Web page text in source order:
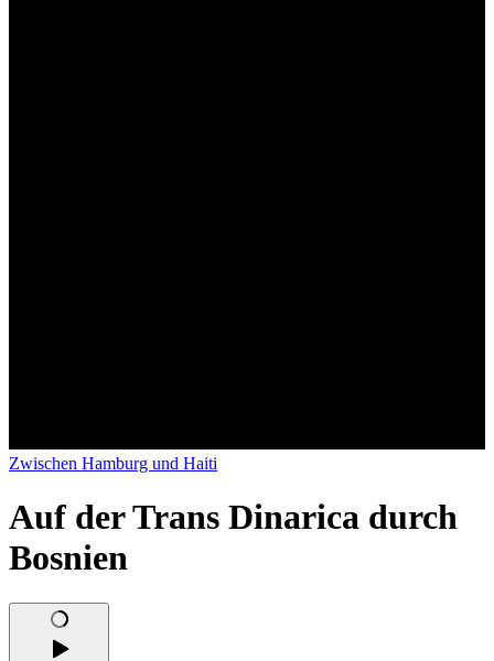
Zwischen Hamburg und Haiti
Auf der Trans Dinarica durch
Bosnien